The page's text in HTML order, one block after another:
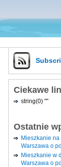
Ciekawe
string(0) ""
Ostatnie
Mieszkanie
Warszawa o
Mieszkanie w
Warszawa o